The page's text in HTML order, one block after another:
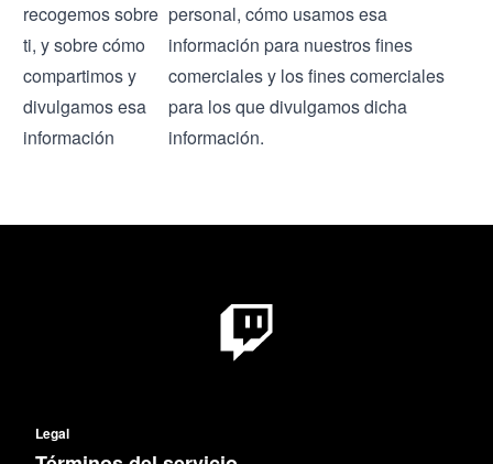
recogemos sobre
ti, y sobre cómo
compartimos y
divulgamos esa
información
personal, cómo usamos esa
información para nuestros fines
comerciales y los fines comerciales
para los que divulgamos dicha
información.
Legal